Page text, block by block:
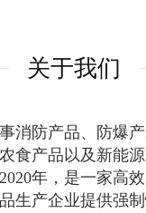
关于我们
消防产品、防爆
食产品以及新能
年，是一家高
生产企业提供强